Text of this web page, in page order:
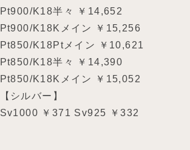
Pt900/K18半々 ￥14,652
Pt900/K18Kメイン ￥15,256
Pt850/K18Ptメイン ￥10,621
Pt850/K18半々 ￥14,390
Pt850/K18Kメイン ￥15,052
【シルバー】
Sv1000 ￥371 Sv925 ￥332